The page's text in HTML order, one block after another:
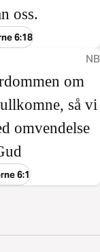
oss.
6:18
NB
om
så vi
omvendelse
6:1